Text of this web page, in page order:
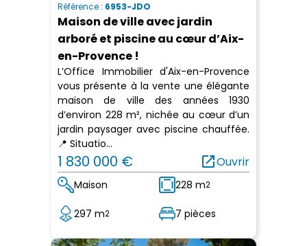
Référence : 6953-JDO
Maison de ville avec jardin
arboré et piscine au cœur d’Aix-
en-Provence !
L’Office Immobilier d'Aix-en-Provence
vous présente à la vente une élégante
maison de ville des années 1930
d’environ 228 m², nichée au cœur d’un
jardin paysager avec piscine chauffée.
📍 Situatio...
1 830 000 € open_in_newOuvrir
Maison 228 m2
297 m2 7 pièces